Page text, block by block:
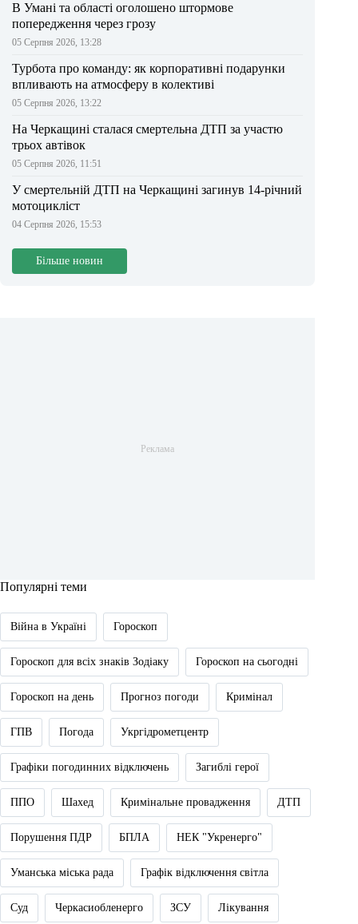
В Умані та області оголошено штормове
попередження через грозу
05 Серпня 2026, 13:28
Турбота про команду: як корпоративні подарунки
впливають на атмосферу в колективі
05 Серпня 2026, 13:22
На Черкащині сталася смертельна ДТП за участю
трьох автівок
05 Серпня 2026, 11:51
У смертельній ДТП на Черкащині загинув 14-річний
мотоцикліст
04 Серпня 2026, 15:53
Більше новин
Популярні теми
Війна в Україні Гороскоп
Гороскоп для всіх знаків Зодіаку Гороскоп на сьогодні
Гороскоп на день Прогноз погоди Кримінал
ГПВ Погода Укргідрометцентр
Графіки погодинних відключень Загиблі герої
ППО Шахед Кримінальне провадження ДТП
Порушення ПДР БПЛА НЕК "Укренерго"
Уманська міська рада Графік відключення світла
Суд Черкасиобленерго ЗСУ Лікування